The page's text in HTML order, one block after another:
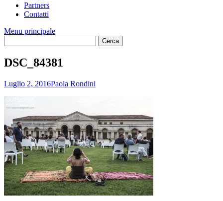
Partners
Contatti
Menu principale
DSC_84381
Luglio 2, 2016Paola Rondini